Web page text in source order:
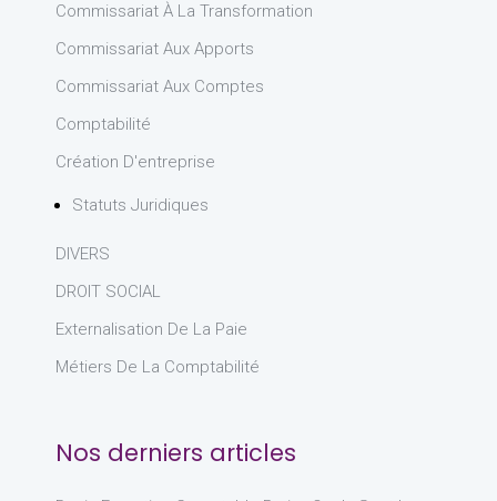
Commissariat À La Transformation
Commissariat Aux Apports
Commissariat Aux Comptes
Comptabilité
Création D'entreprise
Statuts Juridiques
DIVERS
DROIT SOCIAL
Externalisation De La Paie
Métiers De La Comptabilité
Nos derniers articles